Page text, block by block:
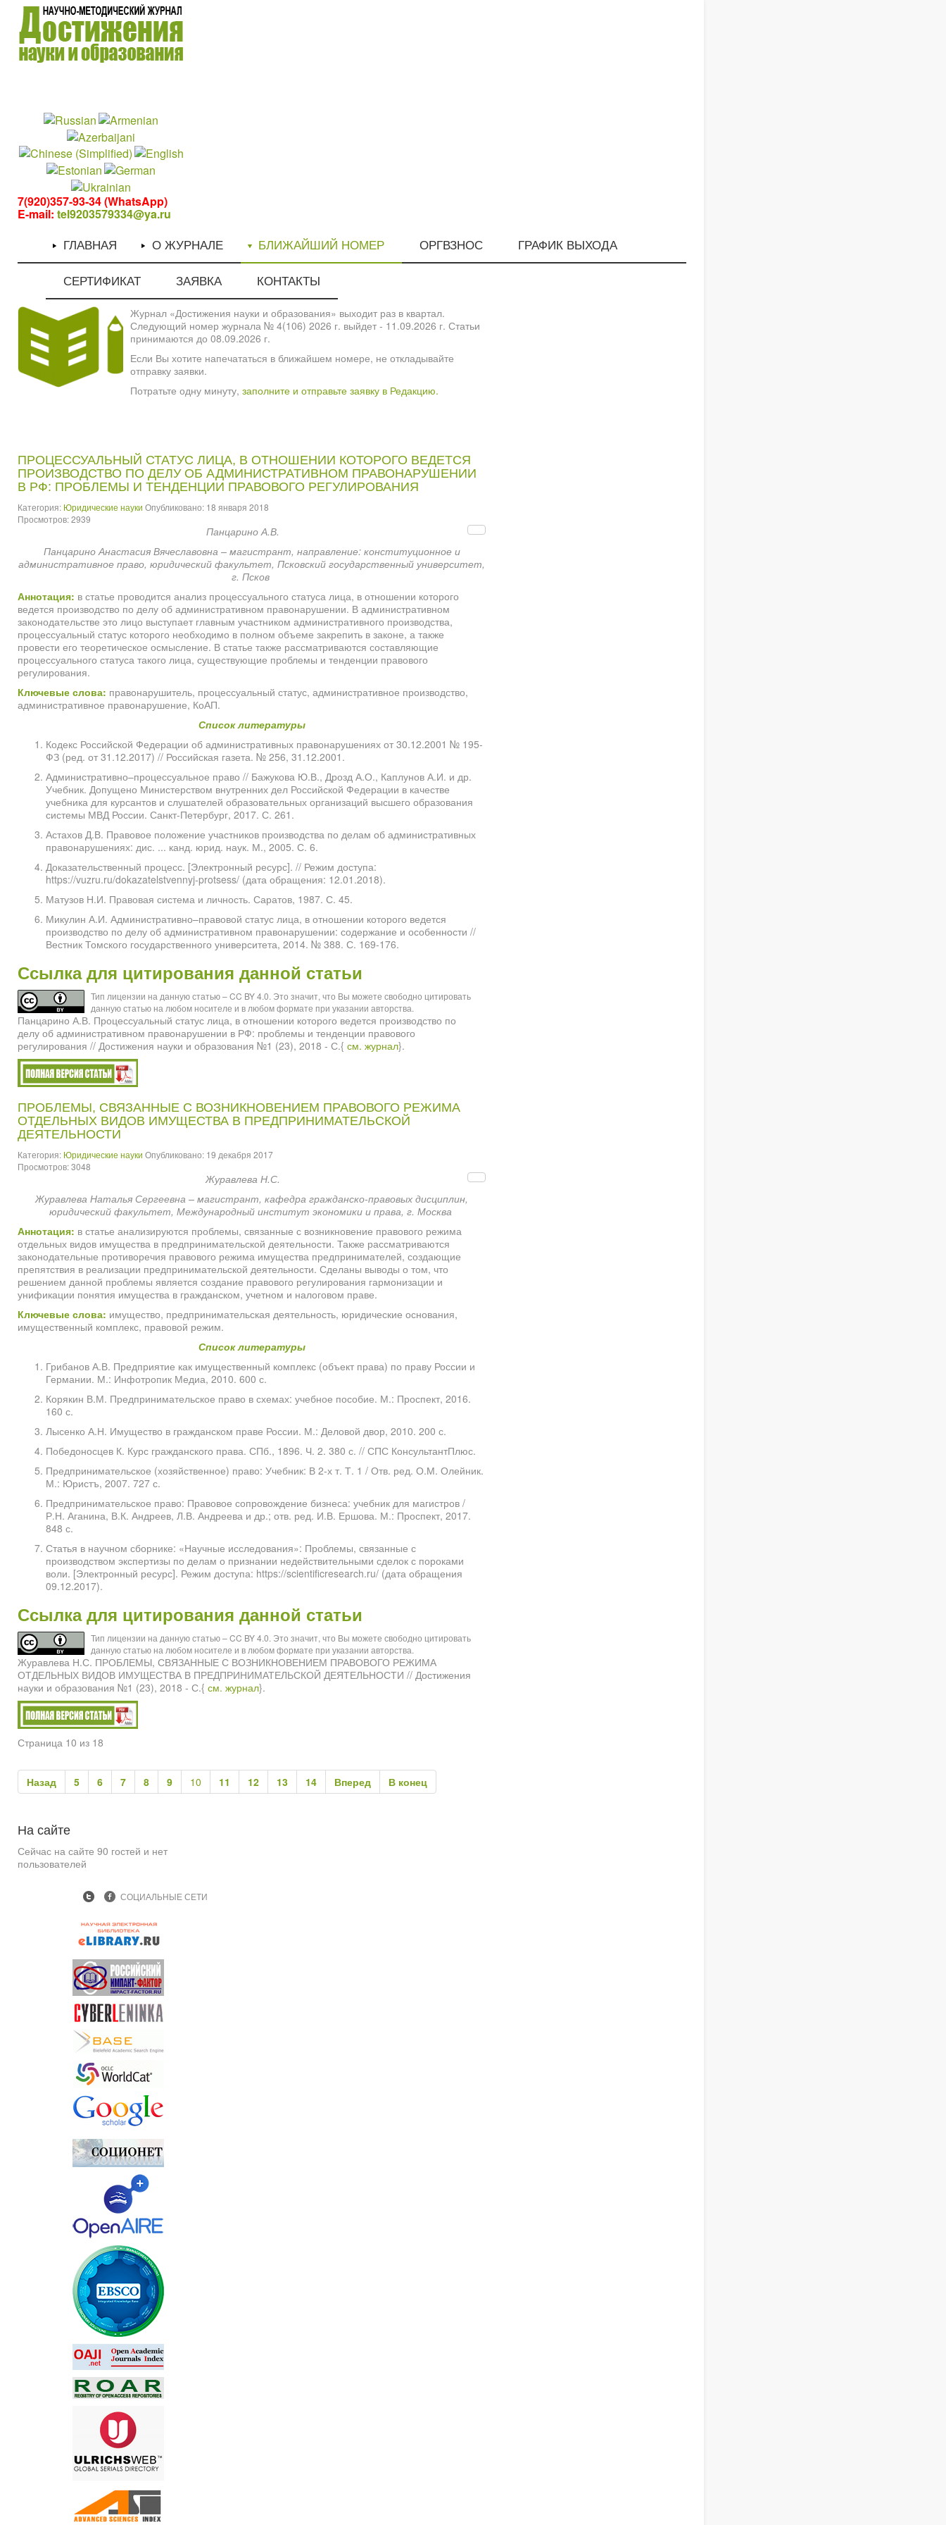
7(920)357-93-34 (WhatsApp)
E-mail: tel9203579334@ya.ru
ГЛАВНАЯ О ЖУРНАЛЕ БЛИЖАЙШИЙ НОМЕР ОРГВЗНОС ГРАФИК ВЫХОДА
СЕРТИФИКАТ ЗАЯВКА КОНТАКТЫ
Журнал «Достижения науки и образования» выходит раз в квартал.
Следующий номер журнала № 4(106) 2026 г. выйдет - 11.09.2026 г. Статьи
принимаются до 08.09.2026 г.
Если Вы хотите напечататься в ближайшем номере, не откладывайте
отправку заявки.
Потратьте одну минуту, заполните и отправьте заявку в Редакцию.
ПРОЦЕССУАЛЬНЫЙ СТАТУС ЛИЦА, В ОТНОШЕНИИ КОТОРОГО ВЕДЕТСЯ
ПРОИЗВОДСТВО ПО ДЕЛУ ОБ АДМИНИСТРАТИВНОМ ПРАВОНАРУШЕНИИ
В РФ: ПРОБЛЕМЫ И ТЕНДЕНЦИИ ПРАВОВОГО РЕГУЛИРОВАНИЯ
Категория: Юридические науки Опубликовано: 18 января 2018
Просмотров: 2939
Панцарино А.В.
Панцарино Анастасия Вячеславовна – магистрант, направление: конституционное и
административное право, юридический факультет, Псковский государственный университет,
г. Псков
Аннотация: в статье проводится анализ процессуального статуса лица, в отношении которого
ведется производство по делу об административном правонарушении. В административном
законодательстве это лицо выступает главным участником административного производства,
процессуальный статус которого необходимо в полном объеме закрепить в законе, а также
провести его теоретическое осмысление. В статье также рассматриваются составляющие
процессуального статуса такого лица, существующие проблемы и тенденции правового
регулирования.
Ключевые слова: правонарушитель, процессуальный статус, административное производство,
административное правонарушение, КоАП.
Список литературы
Кодекс Российской Федерации об административных правонарушениях от 30.12.2001 № 195-
ФЗ (ред. от 31.12.2017) // Российская газета. № 256, 31.12.2001.
Административно–процессуальное право // Бажукова Ю.В., Дрозд А.О., Каплунов А.И. и др.
Учебник. Допущено Министерством внутренних дел Российской Федерации в качестве
учебника для курсантов и слушателей образовательных организаций высшего образования
системы МВД России. Санкт-Петербург, 2017. С. 261.
Астахов Д.В. Правовое положение участников производства по делам об административных
правонарушениях: дис. ... канд. юрид. наук. М., 2005. С. 6.
Доказательственный процесс. [Электронный ресурс]. // Режим доступа:
https://vuzru.ru/dokazatelstvennyj-protsess/ (дата обращения: 12.01.2018).
Матузов Н.И. Правовая система и личность. Саратов, 1987. С. 45.
Микулин А.И. Административно–правовой статус лица, в отношении которого ведется
производство по делу об административном правонарушении: содержание и особенности //
Вестник Томского государственного университета, 2014. № 388. С. 169-176.
Ссылка для цитирования данной статьи
Тип лицензии на данную статью – CC BY 4.0. Это значит, что Вы можете свободно цитировать
данную статью на любом носителе и в любом формате при указании авторства.
Панцарино А.В. Процессуальный статус лица, в отношении которого ведется производство по
делу об административном правонарушении в РФ: проблемы и тенденции правового
регулирования // Достижения науки и образования №1 (23), 2018 - С.{ см. журнал}.
ПРОБЛЕМЫ, СВЯЗАННЫЕ С ВОЗНИКНОВЕНИЕМ ПРАВОВОГО РЕЖИМА
ОТДЕЛЬНЫХ ВИДОВ ИМУЩЕСТВА В ПРЕДПРИНИМАТЕЛЬСКОЙ
ДЕЯТЕЛЬНОСТИ
Категория: Юридические науки Опубликовано: 19 декабря 2017
Просмотров: 3048
Журавлева Н.С.
Журавлева Наталья Сергеевна – магистрант, кафедра гражданско-правовых дисциплин,
юридический факультет, Международный институт экономики и права, г. Москва
Аннотация: в статье анализируются проблемы, связанные с возникновение правового режима
отдельных видов имущества в предпринимательской деятельности. Также рассматриваются
законодательные противоречия правового режима имущества предпринимателей, создающие
препятствия в реализации предпринимательской деятельности. Сделаны выводы о том, что
решением данной проблемы является создание правового регулирования гармонизации и
унификации понятия имущества в гражданском, учетном и налоговом праве.
Ключевые слова: имущество, предпринимательская деятельность, юридические основания,
имущественный комплекс, правовой режим.
Список литературы
Грибанов А.В. Предприятие как имущественный комплекс (объект права) по праву России и
Германии. М.: Инфотропик Медиа, 2010. 600 с.
Корякин В.М. Предпринимательское право в схемах: учебное пособие. М.: Проспект, 2016.
160 с.
Лысенко А.Н. Имущество в гражданском праве России. М.: Деловой двор, 2010. 200 с.
Победоносцев К. Курс гражданского права. СПб., 1896. Ч. 2. 380 с. // СПС КонсультантПлюс.
Предпринимательское (хозяйственное) право: Учебник: В 2-х т. Т. 1 / Отв. ред. О.М. Олейник.
М.: Юристъ, 2007. 727 с.
Предпринимательское право: Правовое сопровождение бизнеса: учебник для магистров /
Р.Н. Аганина, В.К. Андреев, Л.В. Андреева и др.; отв. ред. И.В. Ершова. М.: Проспект, 2017.
848 с.
Статья в научном сборнике: «Научные исследования»: Проблемы, связанные с
производством экспертизы по делам о признании недействительными сделок с пороками
воли. [Электронный ресурс]. Режим доступа: https://scientificresearch.ru/ (дата обращения
09.12.2017).
Ссылка для цитирования данной статьи
Тип лицензии на данную статью – CC BY 4.0. Это значит, что Вы можете свободно цитировать
данную статью на любом носителе и в любом формате при указании авторства.
Журавлева Н.С. ПРОБЛЕМЫ, СВЯЗАННЫЕ С ВОЗНИКНОВЕНИЕМ ПРАВОВОГО РЕЖИМА
ОТДЕЛЬНЫХ ВИДОВ ИМУЩЕСТВА В ПРЕДПРИНИМАТЕЛЬСКОЙ ДЕЯТЕЛЬНОСТИ // Достижения
науки и образования №1 (23), 2018 - С.{ см. журнал}.
Страница 10 из 18
Назад 5 6 7 8 9 10 11 12 13 14 Вперед В конец
На сайте
Сейчас на сайте 90 гостей и нет
пользователей
СОЦИАЛЬНЫЕ СЕТИ